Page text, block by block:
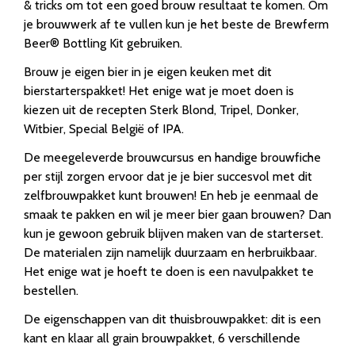
& tricks om tot een goed brouw resultaat te komen. Om
je brouwwerk af te vullen kun je het beste de Brewferm
Beer® Bottling Kit gebruiken.
Brouw je eigen bier in je eigen keuken met dit
bierstarterspakket! Het enige wat je moet doen is
kiezen uit de recepten Sterk Blond, Tripel, Donker,
Witbier, Special België of IPA.
De meegeleverde brouwcursus en handige brouwfiche
per stijl zorgen ervoor dat je je bier succesvol met dit
zelfbrouwpakket kunt brouwen! En heb je eenmaal de
smaak te pakken en wil je meer bier gaan brouwen? Dan
kun je gewoon gebruik blijven maken van de starterset.
De materialen zijn namelijk duurzaam en herbruikbaar.
Het enige wat je hoeft te doen is een navulpakket te
bestellen.
De eigenschappen van dit thuisbrouwpakket: dit is een
kant en klaar all grain brouwpakket, 6 verschillende